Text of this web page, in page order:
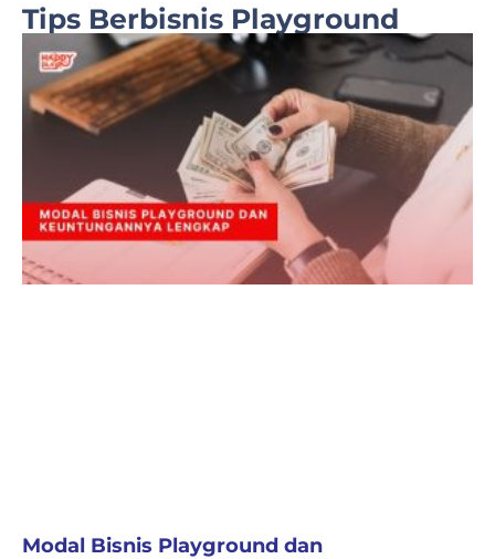
Tips Berbisnis Playground
Modal Bisnis Playground dan